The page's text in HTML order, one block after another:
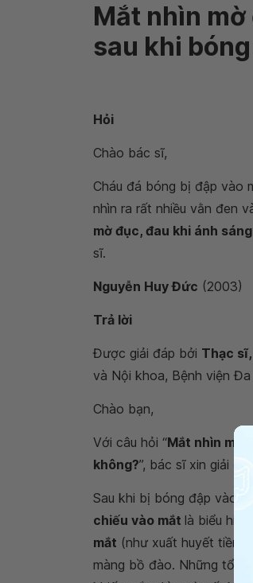
Mắt nhìn
sau khi
Hỏi
Chào bác sĩ,
Cháu đá bóng bị đập vào
nhìn ra rất nhiều vằn đen
mờ đục, đau khi ánh
sĩ.
Nguyễn Huy Đức (2003)
Trả lời
Được giải đáp bởi Thạc
và Nội khoa, Bệnh viện
Chào bạn,
Với câu hỏi “Mắt nhìn mờ
không?”, bác sĩ xin giải
Sau khi bị bóng đập vào
chiếu vào mắt là biểu
mắt (như xuất huyết tiền
màng bồ đào. Những tổn